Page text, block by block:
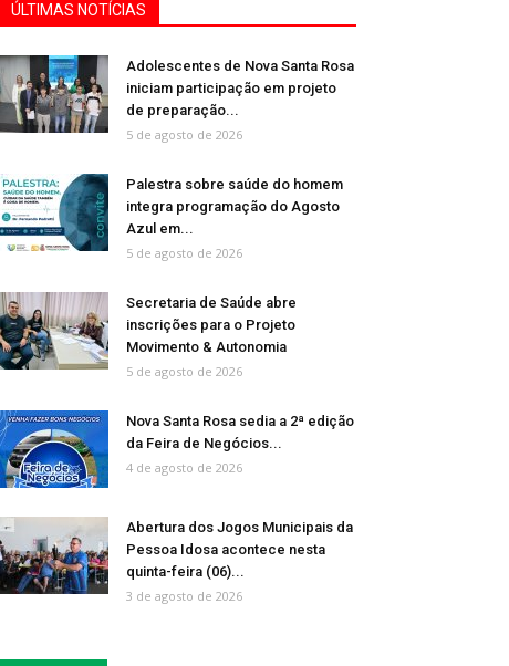
ÚLTIMAS NOTÍCIAS
Adolescentes de Nova Santa Rosa
iniciam participação em projeto
de preparação...
5 de agosto de 2026
Palestra sobre saúde do homem
integra programação do Agosto
Azul em...
5 de agosto de 2026
Secretaria de Saúde abre
inscrições para o Projeto
Movimento & Autonomia
5 de agosto de 2026
Nova Santa Rosa sedia a 2ª edição
da Feira de Negócios...
4 de agosto de 2026
Abertura dos Jogos Municipais da
Pessoa Idosa acontece nesta
quinta-feira (06)...
3 de agosto de 2026